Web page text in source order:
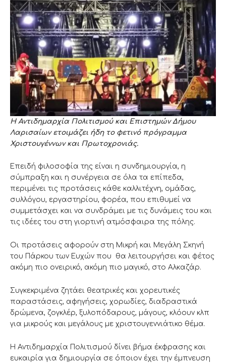
Η Αντιδημαρχία Πολιτισμού και Επιστημών Δήμου
Λαρισαίων ετοιμάζει ήδη το φετινό πρόγραμμα
Χριστουγέννων και Πρωτοχρονιάς.
Επειδή φιλοσοφία της είναι η συνδημιουργία, η
σύμπραξη και η συνέργεια σε όλα τα επίπεδα,
περιμένει τις προτάσεις κάθε καλλιτέχνη, ομάδας,
συλλόγου, εργαστηρίου, φορέα, που επιθυμεί να
συμμετάσχει και να συνδράμει με τις δυνάμεις του και
τις ιδέες του στη γιορτινή ατμόσφαιρα της πόλης.
Οι προτάσεις αφορούν στη Μικρή και Μεγάλη Σκηνή
του Πάρκου των Ευχών που θα λειτουργήσει και φέτος
ακόμη πιο ονειρικό, ακόμη πιο μαγικό, στο Αλκαζάρ.
Συγκεκριμένα ζητάει θεατρικές και χορευτικές
παραστάσεις, αφηγήσεις, χορωδίες, διαδραστικά
δρώμενα, ζογκλέρ, ξυλοπόδαρους, μάγους, κλόουν κλπ
για μικρούς και μεγάλους με χριστουγεννιάτικο θέμα.
Η Αντιδημαρχία Πολιτισμού δίνει βήμα έκφρασης και
ευκαιρία για δημιουργία σε όποιον έχει την έμπνευση